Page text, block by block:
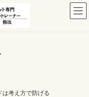
は考え方で防げる